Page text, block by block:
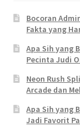
Bocoran
Fakta yang
Apa Sih yang
Pecinta Judi
Neon Rush
Arcade dan
Apa Sih yang
Jadi Favorit